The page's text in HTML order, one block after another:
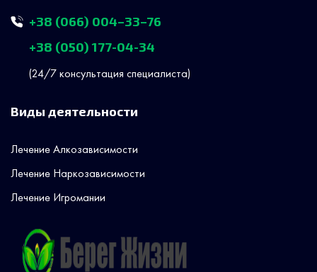
Виды деятельности
Лечение Алкозависимости
Лечение Наркозависимости
Лечение Игромании
+38 (066) 004–33–76
+38 (050) 177-04-34
(24/7 консультация специалиста)